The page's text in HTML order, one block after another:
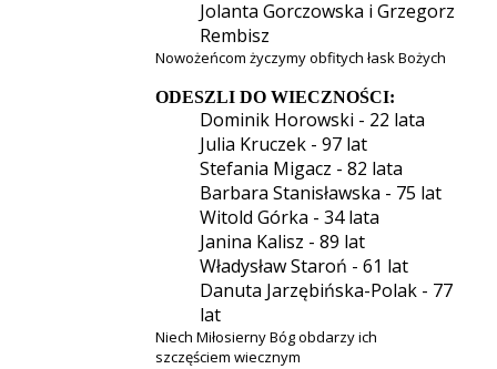
Jolanta Gorczowska i Grzegorz
Rembisz
Nowożeńcom życzymy obfitych łask Bożych
ODESZLI DO WIECZNOŚCI:
Dominik Horowski - 22 lata
Julia Kruczek - 97 lat
Stefania Migacz - 82 lata
Barbara Stanisławska - 75 lat
Witold Górka - 34 lata
Janina Kalisz - 89 lat
Władysław Staroń - 61 lat
Danuta Jarzębińska-Polak - 77
lat
Niech Miłosierny Bóg obdarzy ich
szczęściem wiecznym